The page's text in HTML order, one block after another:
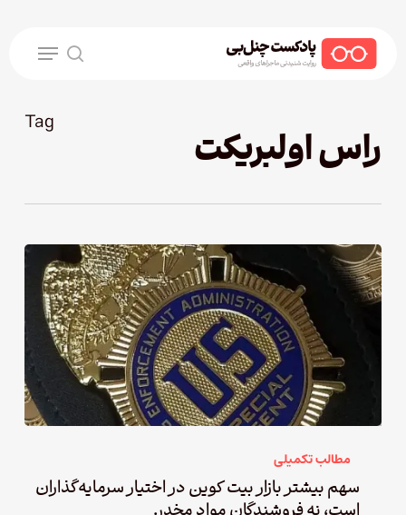
search
Menu
Tag
راس اولبریکت
مطالب تکمیلی
سهم بیشتر بازار بیت کوین در اختیار سرمایه‌گذاران